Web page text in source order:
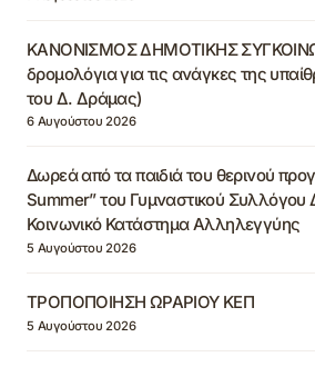
ΚΑΝΟΝΙΣΜΟΣ ΔΗΜΟΤΙΚΗΣ
δρομολόγια για τις ανάγκες της
του Δ. Δράμας)
6 Αυγούστου 2026
Δωρεά από τα παιδιά του θερινού
Summer” του Γυμναστικού
Κοινωνικό Κατάστημα Αλληλεγγύης
5 Αυγούστου 2026
ΤΡΟΠΟΠΟΙΗΣΗ ΩΡΑΡΙΟΥ ΚΕΠ
5 Αυγούστου 2026